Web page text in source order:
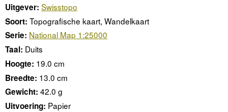
Uitgever: Swisstopo
Soort: Topografische kaart, Wandelkaart
Serie: National Map 1:25000
Taal: Duits
Hoogte: 19.0 cm
Breedte: 13.0 cm
Gewicht: 42.0 g
Uitvoering: Papier